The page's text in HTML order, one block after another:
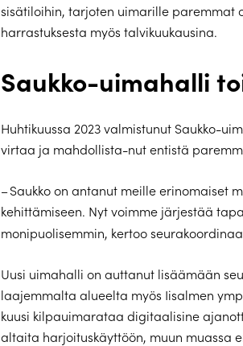
sisätiloihin, tarjoten uimarille paremmat
harrastuksesta myös talvikuukausina.
Saukko-uimahalli
Huhtikuussa 2023 valmistunut Saukko-
virtaa ja mahdollista-nut entistä
– Saukko on antanut meille erinomaiset
kehittämiseen. Nyt voimme järjestää
monipuolisemmin, kertoo
Uusi uimahalli on auttanut lisäämään
laajemmalta alueelta myös Iisalmen
kuusi kilpauimarataa digitaalisine
altaita harjoituskäyttöön, muun muassa